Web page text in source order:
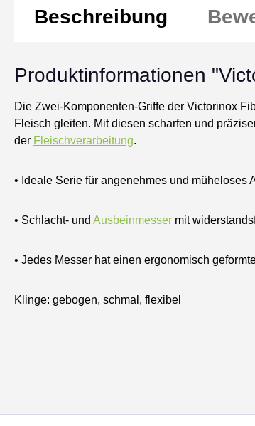
Beschreibung
Produktinformationen
Die Zwei-Komponenten-Griffe der Victorinox
Fleisch gleiten. Mit diesen scharfen und
der Fleischverarbeitung.
• Ideale Serie für angenehmes und müheloses
• Schlacht- und Ausbeinmesser mit
• Jedes Messer hat einen ergonomisch
Klinge: gebogen, schmal, flexibel